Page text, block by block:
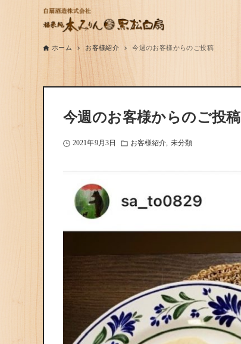
ホーム お客様紹介 今週のお客様からのご投稿
今週のお客様からのご投稿
2021年9月3日 お客様紹介 未分類